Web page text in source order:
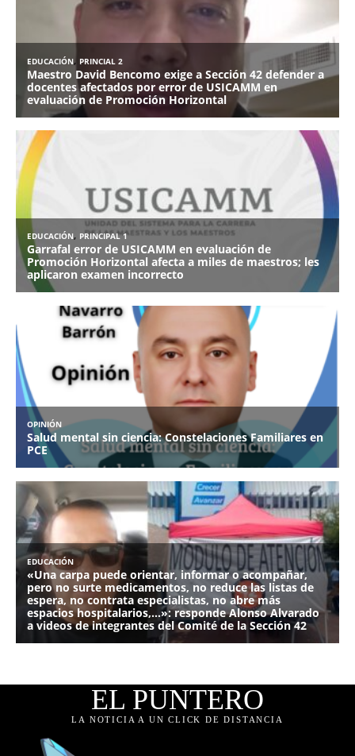
EL PUNTERO
LA NOTICIA A UN CLICK DE DISTANCIA